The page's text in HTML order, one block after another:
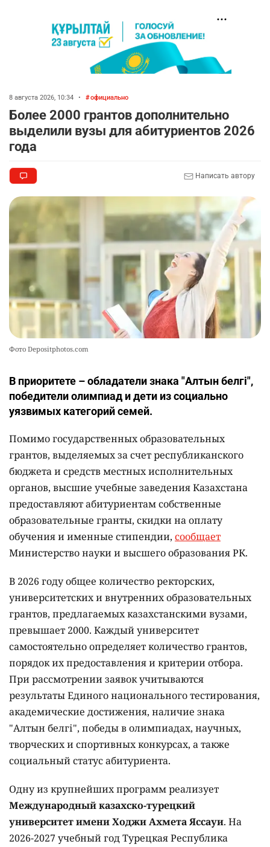
8 августа 2026, 10:34 • официально
Более 2000 грантов дополнительно
выделили вузы для абитуриентов 2026
года
Написать автору
Фото Depositphotos.com
В приоритете – обладатели знака "Алтын белгі",
победители олимпиад и дети из социально
уязвимых категорий семей.
Помимо государственных образовательных
грантов, выделяемых за счет республиканского
бюджета и средств местных исполнительных
органов, высшие учебные заведения Казахстана
предоставляют абитуриентам собственные
образовательные гранты, скидки на оплату
обучения и именные стипендии, сообщает
Министерство науки и высшего образования РК.
В 2026 году общее количество ректорских,
университетских и внутренних образовательных
грантов, предлагаемых казахстанскими вузами,
превышает 2000. Каждый университет
самостоятельно определяет количество грантов,
порядок их предоставления и критерии отбора.
При рассмотрении заявок учитываются
результаты Единого национального тестирования,
академические достижения, наличие знака
"Алтын белгі", победы в олимпиадах, научных,
творческих и спортивных конкурсах, а также
социальный статус абитуриента.
Одну из крупнейших программ реализует
Международный казахско-турецкий
университет имени Ходжи Ахмета Яссауи. На
2026-2027 учебный год Турецкая Республика